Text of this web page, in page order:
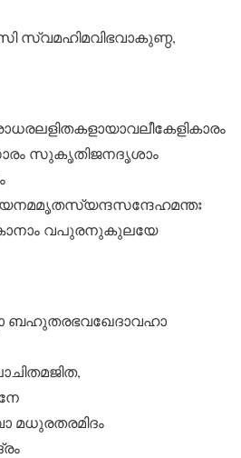
സ്വമഹിമവിഭവാകുണ്ഠ,
സുകൃതിജനദൃശാം
വപുരനുകുലയേ
ബഹുതരഭവഖേദാവഹാ
മധുരതരമിദം